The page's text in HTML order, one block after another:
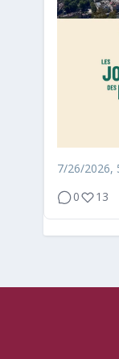
7/26/2026,
0
13